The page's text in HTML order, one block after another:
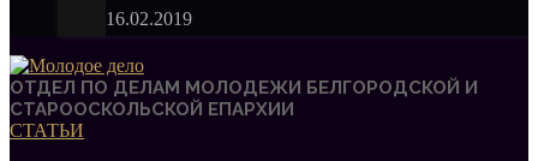
16.02.2019
ОТДЕЛ ПО ДЕЛАМ МОЛОДЕЖИ БЕЛГОРОДСКОЙ И
СТАРООСКОЛЬСКОЙ ЕПАРХИИ
СТАТЬИ